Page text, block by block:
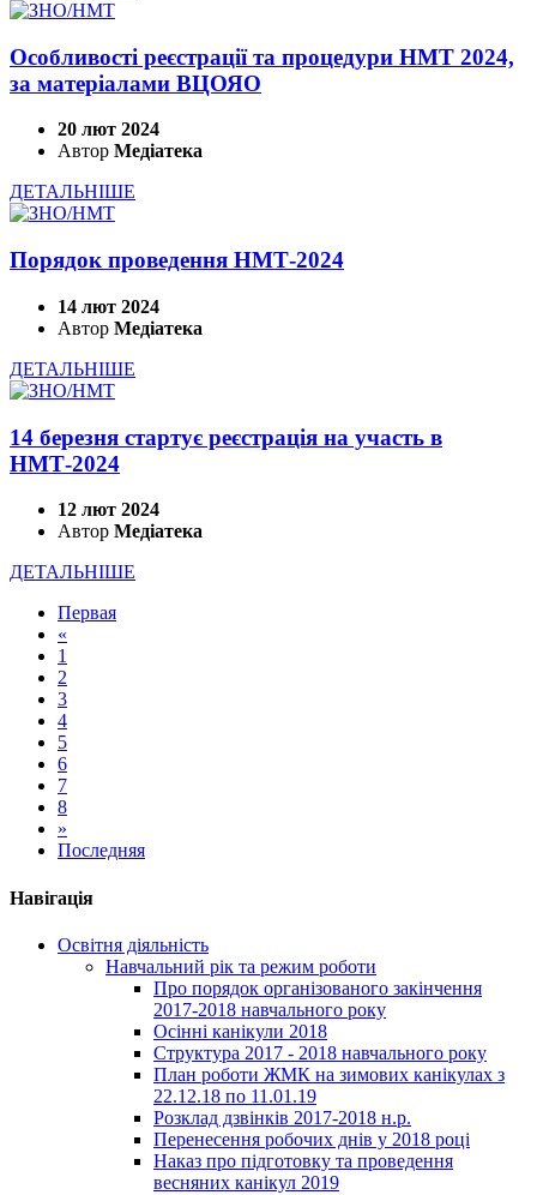
Особливості реєстрації та процедури НМТ 2024,
за матеріалами ВЦОЯО
20 лют 2024
Автор Медіатека
ДЕТАЛЬНІШЕ
Порядок проведення НМТ-2024
14 лют 2024
Автор Медіатека
ДЕТАЛЬНІШЕ
14 березня стартує реєстрація на участь в
НМТ-2024
12 лют 2024
Автор Медіатека
ДЕТАЛЬНІШЕ
Первая
«
1
2
3
4
5
6
7
8
»
Последняя
Навігація
Освітня діяльність
Навчальний рік та режим роботи
Про порядок організованого закінчення
2017-2018 навчального року
Осінні канікули 2018
Структура 2017 - 2018 навчального року
План роботи ЖМК на зимових канікулах з
22.12.18 по 11.01.19
Розклад дзвінків 2017-2018 н.р.
Перенесення робочих днів у 2018 році
Наказ про підготовку та проведення
весняних канікул 2019